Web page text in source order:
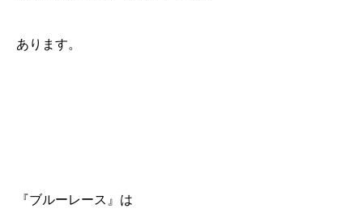
あります。
『ブルーレース』は